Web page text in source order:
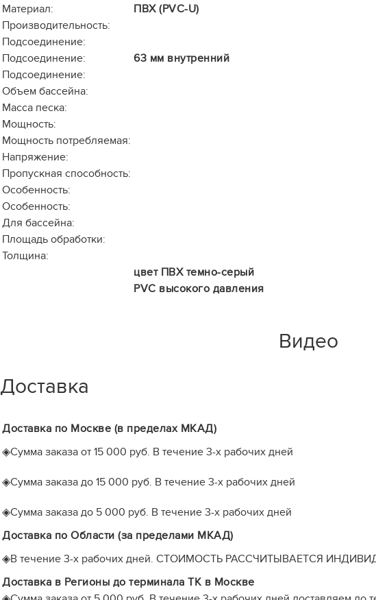
Материал:
ПВХ (PVC-U)
Производительность:
Подсоединение:
Подсоединение:
63 мм внутренний
Подсоединение:
Объем бассейна:
Масса песка:
Мощность:
Мощность потребляемая:
Напряжение:
Пропускная способность:
Особенность:
Особенность:
Для бассейна:
Площадь обработки:
Толщина:
цвет ПВХ темно-серый
PVC высокого давления
Видео
Доставка
Доставка по Москве (в пределах МКАД)
◈Сумма заказа от 15 000 руб. В течение 3-х рабочих дней
◈Сумма заказа до 15 000 руб. В течение 3-х рабочих дней
◈Сумма заказа до 5 000 руб. В течение 3-х рабочих дней
Доставка по Области (за пределами МКАД)
◈В течение 3-х рабочих дней. СТОИМОСТЬ РАССЧИТЫВАЕТСЯ
Доставка в Регионы до терминала ТК в Москве